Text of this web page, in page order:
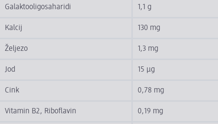
Galaktooligosaharidi 1,1 g
Kalcij 130 mg
Željezo 1,3 mg
Jod 15 µg
Cink 0,78 mg
Vitamin B2, Riboflavin 0,19 mg